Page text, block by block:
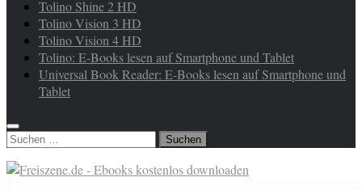
Tolino Shine 2 HD
Tolino Vision 3 HD
Tolino Vision 4 HD
Tolino: E-Books lesen auf Smartphone und Tablet
Universal Book Reader: E-Books lesen auf Smartphone und
Tablet
Suchen